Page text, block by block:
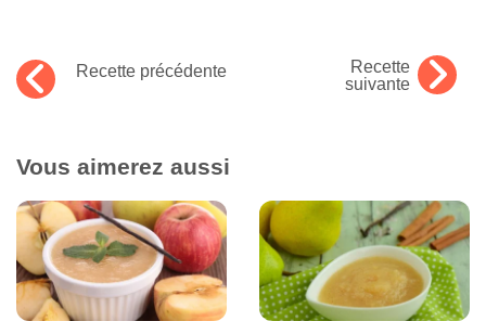
Recette précédente
Recette
suivante
Vous aimerez aussi